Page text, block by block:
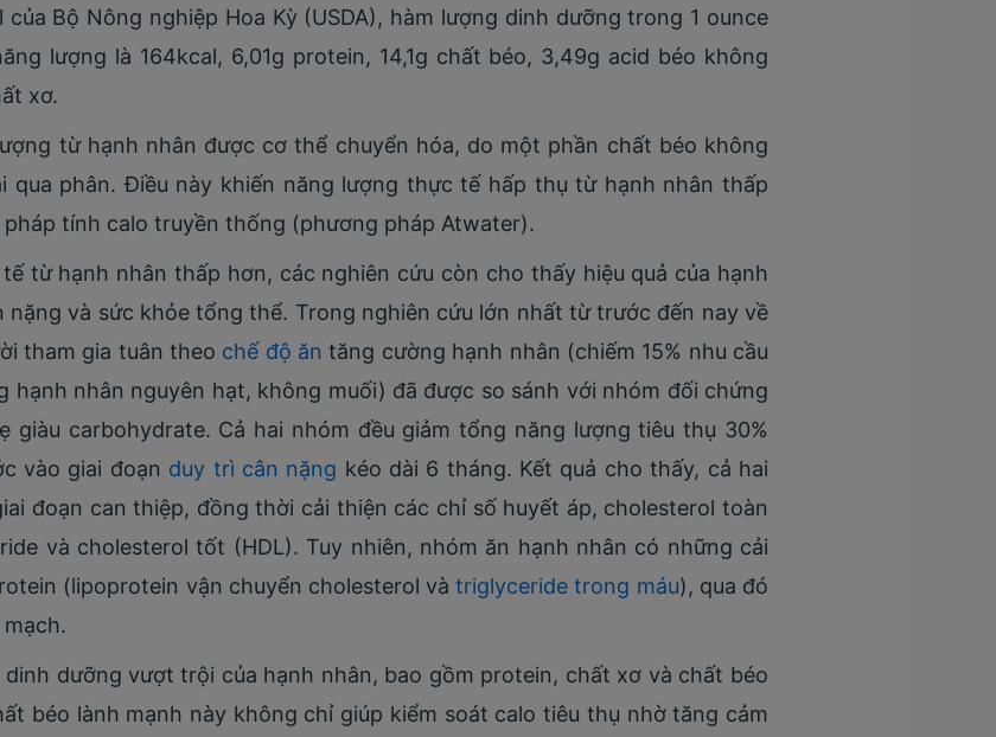
Bộ Nông nghiệp Hoa Kỳ (USDA), hàm lượng dinh dưỡng trong 1 ounce
lượng là 164kcal, 6,01g protein, 14,1g chất béo, 3,49g acid béo không
xơ.
từ hạnh nhân được cơ thể chuyển hóa, do một phần chất béo không
qua phân. Điều này khiến năng lượng thực tế hấp thụ từ hạnh nhân thấp
tính calo truyền thống (phương pháp Atwater).
từ hạnh nhân thấp hơn, các nghiên cứu còn cho thấy hiệu quả của hạnh
và sức khỏe tổng thể. Trong nghiên cứu lớn nhất từ trước đến nay về
tham gia tuân theo chế độ ăn tăng cường hạnh nhân (chiếm 15% nhu cầu
hạnh nhân nguyên hạt, không muối) đã được so sánh với nhóm đối chứng
giàu carbohydrate. Cả hai nhóm đều giảm tổng năng lượng tiêu thụ 30%
vào giai đoạn duy trì cân nặng kéo dài 6 tháng. Kết quả cho thấy, cả hai
đoạn can thiệp, đồng thời cải thiện các chỉ số huyết áp, cholesterol toàn
và cholesterol tốt (HDL). Tuy nhiên, nhóm ăn hạnh nhân có những cải
(lipoprotein vận chuyển cholesterol vàtriglyceride trong máu), qua đó
dưỡng vượt trội của hạnh nhân, bao gồm protein, chất xơ và chất béo
béo lành mạnh này không chỉ giúp kiểm soát calo tiêu thụ nhờ tăng cảm